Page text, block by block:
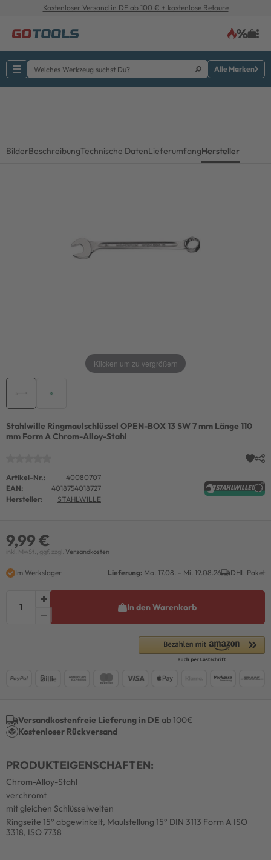
Kostenloser Versand in DE ab 100 € + kostenlose Retoure
Alle Marken
BilderBeschreibungTechnische DatenLieferumfangHersteller
Klicken um zu vergrößern
Stahlwille Ringmaulschlüssel OPEN-BOX 13 SW 7 mm Länge 110
mm Form A Chrom-Alloy-Stahl
Artikel-Nr.:
40080707
EAN:
4018754018727
Hersteller:
STAHLWILLE
9,99 €
inkl. MwSt., ggf. zzgl. Versandkosten
Im Werkslager Lieferung: Mo. 17.08. - Mi. 19.08.26 DHL Paket
In den Warenkorb
Versandkostenfreie Lieferung in DE ab 100€
Kostenloser Rückversand
PRODUKTEIGENSCHAFTEN:
Chrom-Alloy-Stahl
verchromt
mit gleichen Schlüsselweiten
Ringseite 15° abgewinkelt, Maulstellung 15° DIN 3113 Form A ISO
3318, ISO 7738